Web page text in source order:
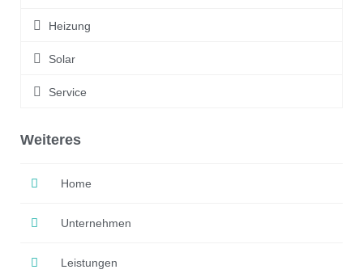
Heizung
Solar
Service
Weiteres
Home
Unternehmen
Leistungen